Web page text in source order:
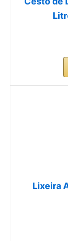
Lixeira